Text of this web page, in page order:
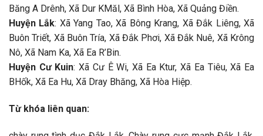
Băng A Drênh, Xã Dur KMăl, Xã Bình Hòa, Xã Quảng Điền.
Huyện Lắk: Xã Yang Tao, Xã Bông Krang, Xã Đắk Liêng, Xã
Buôn Triết, Xã Buôn Tría, Xã Đắk Phơi, Xã Đắk Nuê, Xã Krông
Nô, Xã Nam Ka, Xã Ea R’Bin.
Huyện Cư Kuin: Xã Cư Ê Wi, Xã Ea Ktur, Xã Ea Tiêu, Xã Ea
BHốk, Xã Ea Hu, Xã Dray Bhăng, Xã Hòa Hiệp.
Từ khóa liên quan: